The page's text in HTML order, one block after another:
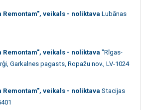
Remontam", veikals - noliktava Lubānas
Remontam", veikals - noliktava "Rīgas-
Garkalnes pagasts, Ropažu nov., LV-1024
Remontam", veikals - noliktava Stacijas